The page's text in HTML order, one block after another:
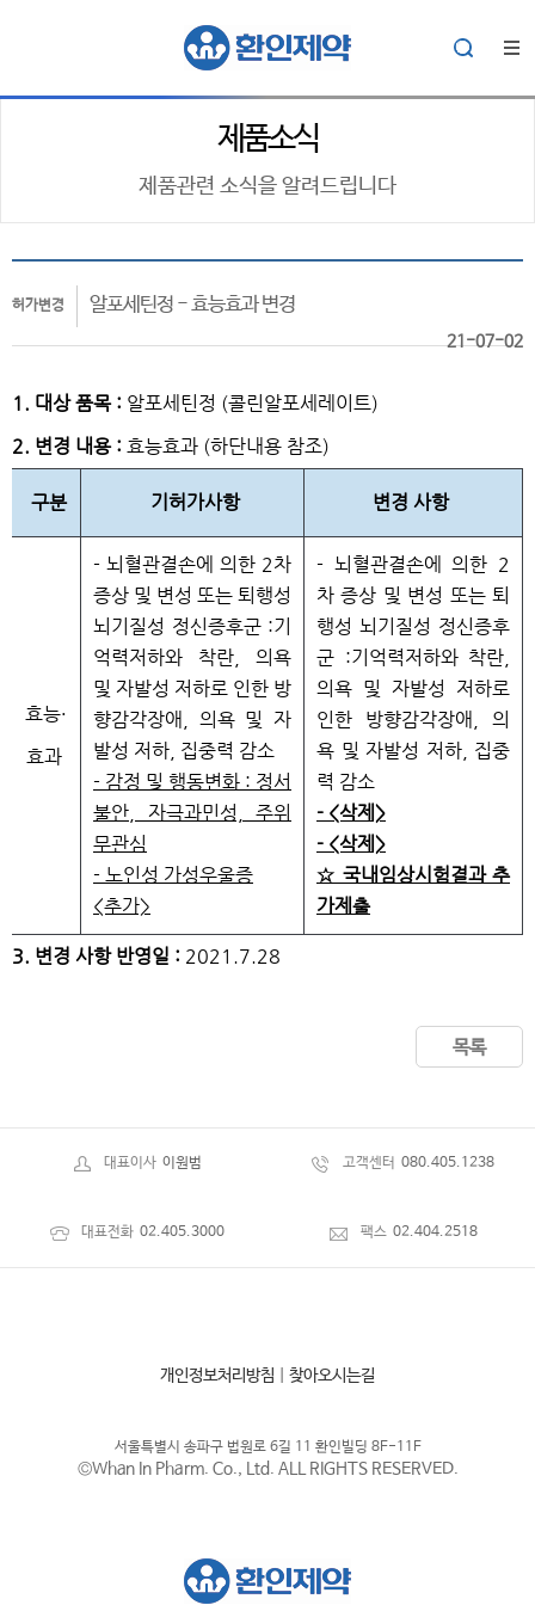
제품소식
제품관련 소식을 알려드립니다
허가변경 알포세틴정 - 효능효과 변경
21-07-02
1. 대상 품목 : 알포세틴정 (콜린알포세레이트)
2. 변경 내용 : 효능효과 (하단내용 참조)
구분 기허가사항 변경 사항
효능·
효과
- 뇌혈관결손에 의한 2차
증상 및 변성 또는 퇴행성
뇌기질성 정신증후군 :기
억력저하와 착란, 의욕
및 자발성 저하로 인한 방
향감각장애, 의욕 및 자
발성 저하, 집중력 감소
- 감정 및 행동변화 : 정서
불안, 자극과민성, 주위
무관심
- 노인성 가성우울증
<추가>
- 뇌혈관결손에 의한 2
차 증상 및 변성 또는 퇴
행성 뇌기질성 정신증후
군 :기억력저하와 착란,
의욕 및 자발성 저하로
인한 방향감각장애, 의
욕 및 자발성 저하, 집중
력 감소
- <삭제>
- <삭제>
☆ 국내임상시험결과 추
가제출
3. 변경 사항 반영일 : 2021.7.28
목록
대표이사 이원범 고객센터 080.405.1238
대표전화 02.405.3000 팩스 02.404.2518
개인정보처리방침 찾아오시는길
서울특별시 송파구 법원로 6길 11 환인빌딩 8F-11F
©Whan In Pharm. Co., Ltd. ALL RIGHTS RESERVED.